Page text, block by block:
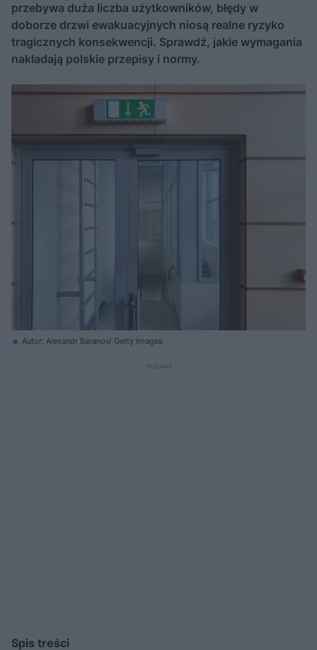
przebywa duża liczba użytkowników, błędy w
doborze drzwi ewakuacyjnych niosą realne ryzyko
tragicznych konsekwencji. Sprawdź, jakie wymagania
nakładają polskie przepisy i normy.
Autor: Alexandr Baranov/ Getty Images
Spis treści